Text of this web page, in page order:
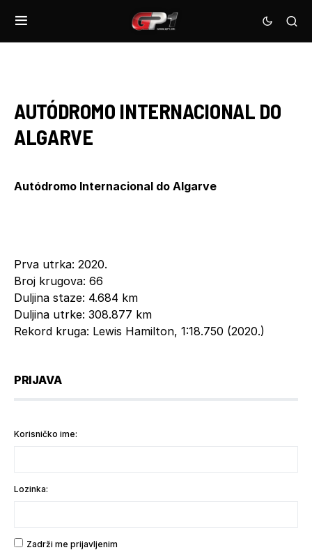
AUTÓDROMO INTERNACIONAL DO
ALGARVE
Autódromo Internacional do Algarve
Prva utrka: 2020.
Broj krugova: 66
Duljina staze: 4.684 km
Duljina utrke: 308.877 km
Rekord kruga: Lewis Hamilton, 1:18.750 (2020.)
PRIJAVA
Korisničko ime:
Lozinka:
Zadrži me prijavljenim